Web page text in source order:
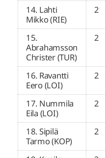
14. Lahti
Mikko (RIE)
2
15.
Abrahamsson
Christer (TUR)
2
16. Ravantti
Eero (LOI)
2
17. Nummila
Eila (LOI)
2
18. Sipilä
Tarmo (KOP)
2